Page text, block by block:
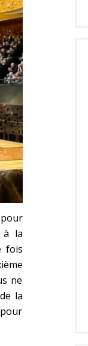
à la
fois
ne
la